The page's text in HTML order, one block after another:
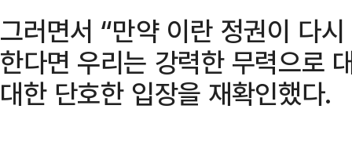
그러면서 “만약 이란 정권이 다
한다면 우리는 강력한 무력으로
대한 단호한 입장을 재확인했다.